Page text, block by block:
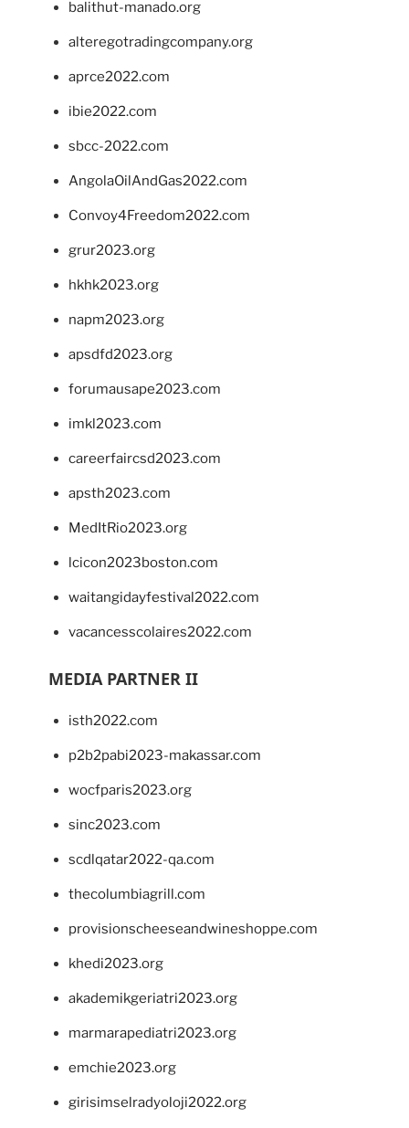
balithut-manado.org
alteregotradingcompany.org
aprce2022.com
ibie2022.com
sbcc-2022.com
AngolaOilAndGas2022.com
Convoy4Freedom2022.com
grur2023.org
hkhk2023.org
napm2023.org
apsdfd2023.org
forumausape2023.com
imkl2023.com
careerfaircsd2023.com
apsth2023.com
MedItRio2023.org
lcicon2023boston.com
waitangidayfestival2022.com
vacancesscolaires2022.com
MEDIA PARTNER II
isth2022.com
p2b2pabi2023-makassar.com
wocfparis2023.org
sinc2023.com
scdlqatar2022-qa.com
thecolumbiagrill.com
provisionscheeseandwineshoppe.com
khedi2023.org
akademikgeriatri2023.org
marmarapediatri2023.org
emchie2023.org
girisimselradyoloji2022.org